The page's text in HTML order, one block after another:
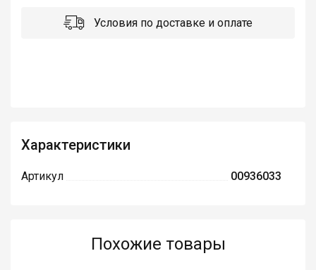
Условия по доставке и оплате
Характеристики
Артикул 00936033
Похожие товары